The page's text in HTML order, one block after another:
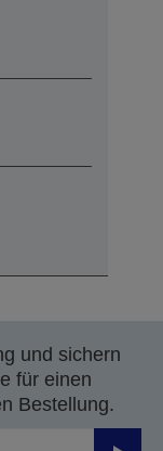
und sichern
für einen
Bestellung.